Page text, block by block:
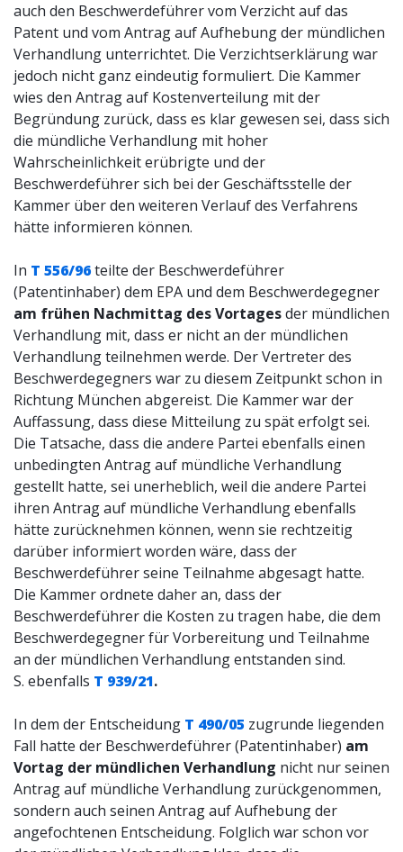
auch den Beschwerdeführer vom Verzicht auf das
Patent und vom Antrag auf Aufhebung der mündlichen
Verhandlung unterrichtet. Die Verzichtserklärung war
jedoch nicht ganz eindeutig formuliert. Die Kammer
wies den Antrag auf Kostenverteilung mit der
Begründung zurück, dass es klar gewesen sei, dass sich
die mündliche Verhandlung mit hoher
Wahrscheinlichkeit erübrigte und der
Beschwerdeführer sich bei der Geschäftsstelle der
Kammer über den weiteren Verlauf des Verfahrens
hätte informieren können.
In T 556/96teilte der Beschwerdeführer
(Patentinhaber) dem EPA und dem Beschwerdegegner
am frühen Nachmittag des Vortagesder mündlichen
Verhandlung mit, dass er nicht an der mündlichen
Verhandlung teilnehmen werde. Der Vertreter des
Beschwerdegegners war zu diesem Zeitpunkt schon in
Richtung München abgereist. Die Kammer war der
Auffassung, dass diese Mitteilung zu spät erfolgt sei.
Die Tatsache, dass die andere Partei ebenfalls einen
unbedingten Antrag auf mündliche Verhandlung
gestellt hatte, sei unerheblich, weil die andere Partei
ihren Antrag auf mündliche Verhandlung ebenfalls
hätte zurücknehmen können, wenn sie rechtzeitig
darüber informiert worden wäre, dass der
Beschwerdeführer seine Teilnahme abgesagt hatte.
Die Kammer ordnete daher an, dass der
Beschwerdeführer die Kosten zu tragen habe, die dem
Beschwerdegegner für Vorbereitung und Teilnahme
an der mündlichen Verhandlung entstanden sind.
S. ebenfalls T 939/21.
In dem der Entscheidung T 490/05 zugrunde liegenden
Fall hatte der Beschwerdeführer (Patentinhaber) am
Vortag der mündlichen Verhandlung nicht nur seinen
Antrag auf mündliche Verhandlung zurückgenommen,
sondern auch seinen Antrag auf Aufhebung der
angefochtenen Entscheidung. Folglich war schon vor